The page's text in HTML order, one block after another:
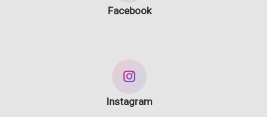
Facebook
Instagram